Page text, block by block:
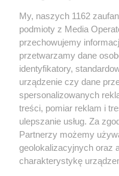
Wydawca mediów
Nie zapomnij
zapoznać się z:
polityką
Twojemiasto
Piekary Śląskie
Chorzów
Tarnowskie Góry
My, naszych 1162
podmioty z Media
przechowujemy
przetwarzamy dane
identyfikatory,
urządzenie czy dane
spersonalizowanych
treści, pomiar reklam i
ulepszanie usług. Za
Partnerzy możemy
geolokalizacyjnych oraz
charakterystykę